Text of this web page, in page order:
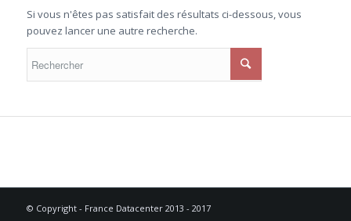
Si vous n'êtes pas satisfait des résultats ci-dessous, vous
pouvez lancer une autre recherche.
© Copyright - France Datacenter 2013 - 2017